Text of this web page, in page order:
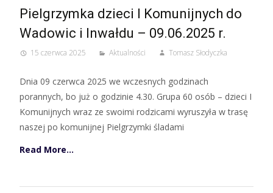
Pielgrzymka dzieci I Komunijnych do
Wadowic i Inwałdu – 09.06.2025 r.
15 czerwca 2025 Aktualności Tomasz Słodyczka
Dnia 09 czerwca 2025 we wczesnych godzinach
porannych, bo już o godzinie 4.30. Grupa 60 osób – dzieci I
Komunijnych wraz ze swoimi rodzicami wyruszyła w trasę
naszej po komunijnej Pielgrzymki śladami
Read More…